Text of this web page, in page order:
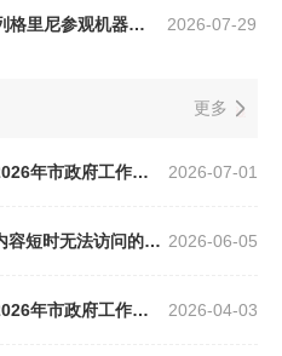
2026-07-29
央视新闻：斯洛伐克总统佩列格里尼参观机器人大世...
更多
2026-07-01
北京市人民政府外事办公室2026年市政府工作报告重...
2026-06-05
关于我办门户网站部分栏目内容短时无法访问的公告
2026-04-03
北京市人民政府外事办公室2026年市政府工作报告重...